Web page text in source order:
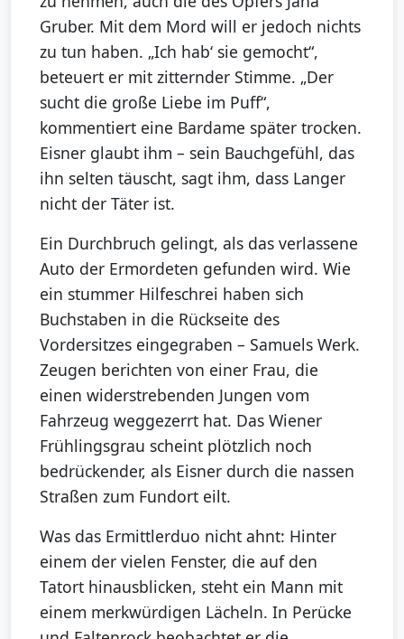
Gruber. Mit dem Mord will er jedoch nichts
zu tun haben. „Ich hab‘ sie gemocht“,
beteuert er mit zitternder Stimme. „Der
sucht die große Liebe im Puff“,
kommentiert eine Bardame später trocken.
Eisner glaubt ihm – sein Bauchgefühl, das
ihn selten täuscht, sagt ihm, dass Langer
nicht der Täter ist.
Ein Durchbruch gelingt, als das verlassene
Auto der Ermordeten gefunden wird. Wie
ein stummer Hilfeschrei haben sich
Buchstaben in die Rückseite des
Vordersitzes eingegraben – Samuels Werk.
Zeugen berichten von einer Frau, die
einen widerstrebenden Jungen vom
Fahrzeug weggezerrt hat. Das Wiener
Frühlingsgrau scheint plötzlich noch
bedrückender, als Eisner durch die nassen
Straßen zum Fundort eilt.
Was das Ermittlerduo nicht ahnt: Hinter
einem der vielen Fenster, die auf den
Tatort hinausblicken, steht ein Mann mit
einem merkwürdigen Lächeln. In Perücke